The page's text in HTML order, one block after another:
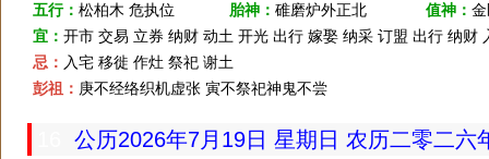
五行： 松柏木 危执位 胎神： 碓磨炉外正北 值神：
宜： 开市 交易 立券 纳财 动土 开光 出行 嫁娶 纳采 订盟 出行 纳
忌： 入宅 移徙 作灶 祭祀 谢土
彭祖： 庚不经络织机虚张 寅不祭祀神鬼不尝
公历2026年7月19日 星期日 农历二零二